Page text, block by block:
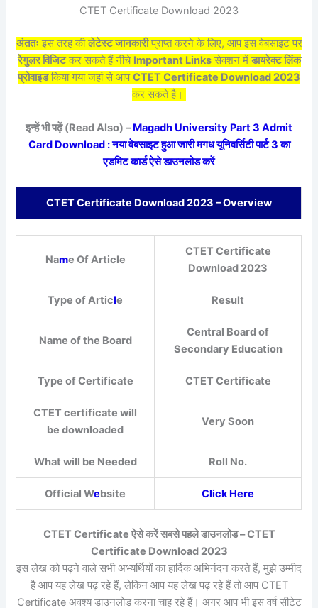
CTET Certificate Download 2023
अंततः इस तरह कीलेटेस्ट जानकारीप्राप्त करने के लिए, आप इस वेबसाइट पर
रेगुलर विजिटकर सकते हैं नीचे Important Linksसेक्शन में डायरेक्ट लिंक
प्रोवाइडकिया गया जहां से आपCTET Certificate Download 2023
कर सकते है।
इन्हें भी पढ़ें (Read Also) –Magadh University Part 3 Admit
Card Download : नया वेबसाइट हुआ जारी मगध यूनिवर्सिटी पार्ट 3 का
एडमिट कार्ड ऐसे डाउनलोड करें
CTET Certificate Download 2023 – Overview
Name Of Article
CTET Certificate
Download 2023
Type of Article Result
Name of the Board
Central Board of
Secondary Education
Type of Certificate CTET Certificate
CTET certificate will
be downloaded
Very Soon
What will be Needed Roll No.
Official Website Click Here
CTET Certificate ऐसे करें सबसे पहले डाउनलोड – CTET
Certificate Download 2023
इस लेख को पढ़ने वाले सभी अभ्यर्थियों का हार्दिक अभिनंदन करते हैं, मुझे उम्मीद
है आप यह लेख पढ़ रहे हैं, लेकिन आप यह लेख पढ़ रहे हैं तो आप CTET
Certificate अवश्य डाउनलोड करना चाह रहे हैं। अगर आप भी इस वर्ष सीटेट